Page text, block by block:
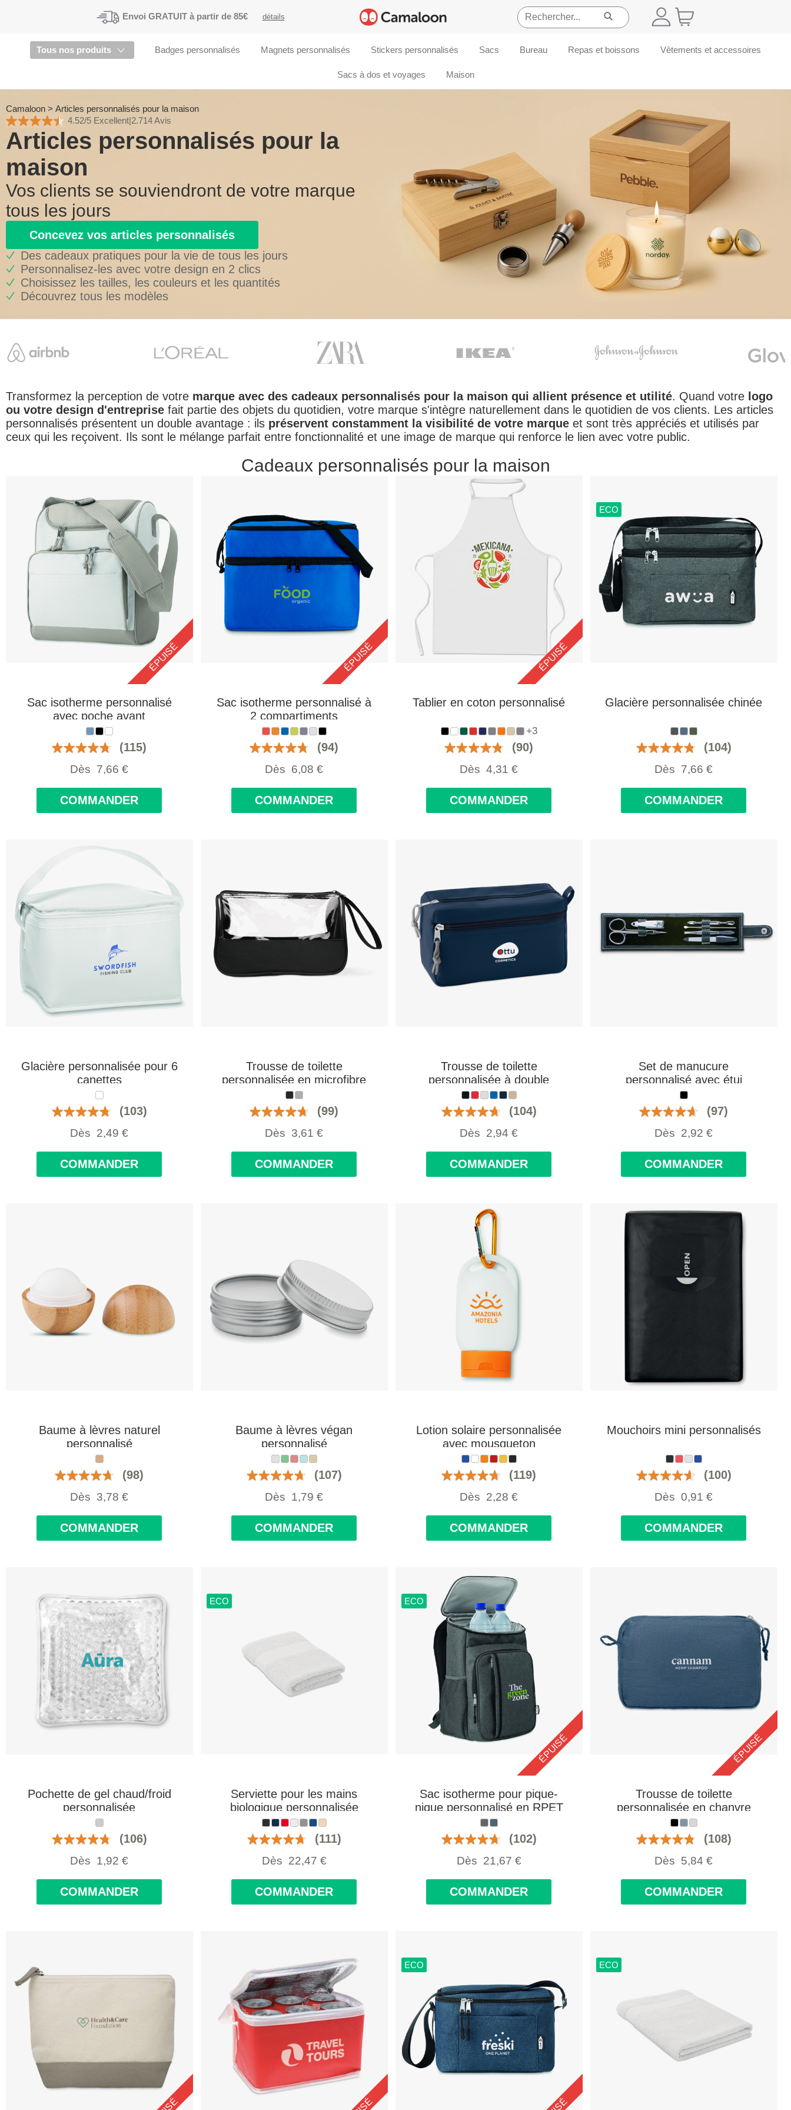
Envoi GRATUIT à partir de 85€ détails
Tous nos produits Badges personnalisés Magnets personnalisés Stickers personnalisés Sacs Bureau Repas et boissons Vêtements et accessoires
Sacs à dos et voyages Maison
Camaloon > Articles personnalisés pour la maison
4.52/5 Excellent|2.714 Avis
Articles personnalisés pour la
maison
Vos clients se souviendront de votre marque
tous les jours
Concevez vos articles personnalisés
Des cadeaux pratiques pour la vie de tous les jours
Personnalisez-les avec votre design en 2 clics
Choisissez les tailles, les couleurs et les quantités
Découvrez tous les modèles
Transformez la perception de votre marque avec des cadeaux personnalisés pour la maison qui allient présence et utilité. Quand votre logo
ou votre design d'entreprise fait partie des objets du quotidien, votre marque s'intègre naturellement dans le quotidien de vos clients. Les articles
personnalisés présentent un double avantage : ils préservent constamment la visibilité de votre marque et sont très appréciés et utilisés par
ceux qui les reçoivent. Ils sont le mélange parfait entre fonctionnalité et une image de marque qui renforce le lien avec votre public.
Cadeaux personnalisés pour la maison
ÉPUISÉ
Sac isotherme personnalisé
avec poche avant
(115)
Dès 7,66 €
COMMANDER
ÉPUISÉ
Sac isotherme personnalisé à
2 compartiments
(94)
Dès 6,08 €
COMMANDER
ÉPUISÉ
Tablier en coton personnalisé
+3
(90)
Dès4,31 €
COMMANDER
ECO
Glacière personnalisée chinée
(104)
Dès 7,66 €
COMMANDER
Glacière personnalisée pour 6
canettes
(103)
Dès 2,49 €
COMMANDER
Trousse de toilette
personnalisée en microfibre
(99)
Dès 3,61 €
COMMANDER
Trousse de toilette
personnalisée à double
fermeture éclair
(104)
Dès 2,94 €
COMMANDER
Set de manucure
personnalisé avec étui
(97)
Dès 2,92 €
COMMANDER
Baume à lèvres naturel
personnalisé
(98)
Dès 3,78 €
COMMANDER
Baume à lèvres végan
personnalisé
(107)
Dès 1,79 €
COMMANDER
Lotion solaire personnalisée
avec mousqueton
(119)
Dès 2,28 €
COMMANDER
Mouchoirs mini personnalisés
(100)
Dès0,91 €
COMMANDER
Pochette de gel chaud/froid
personnalisée
(106)
Dès 1,92 €
COMMANDER
ECO
Serviette pour les mains
biologique personnalisée
(111)
Dès 22,47 €
COMMANDER
ECO
ÉPUISÉ
Sac isotherme pour pique-
nique personnalisé en RPET
600D
(102)
Dès 21,67 €
COMMANDER
ÉPUISÉ
Trousse de toilette
personnalisée en chanvre
avec double fermeture éclair
(108)
Dès 5,84 €
COMMANDER
ECO ECO